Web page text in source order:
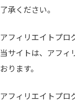
了承ください。
アフィリエイトプロ
当サイトは、アフィ
おります。
アフィリエイトプロ